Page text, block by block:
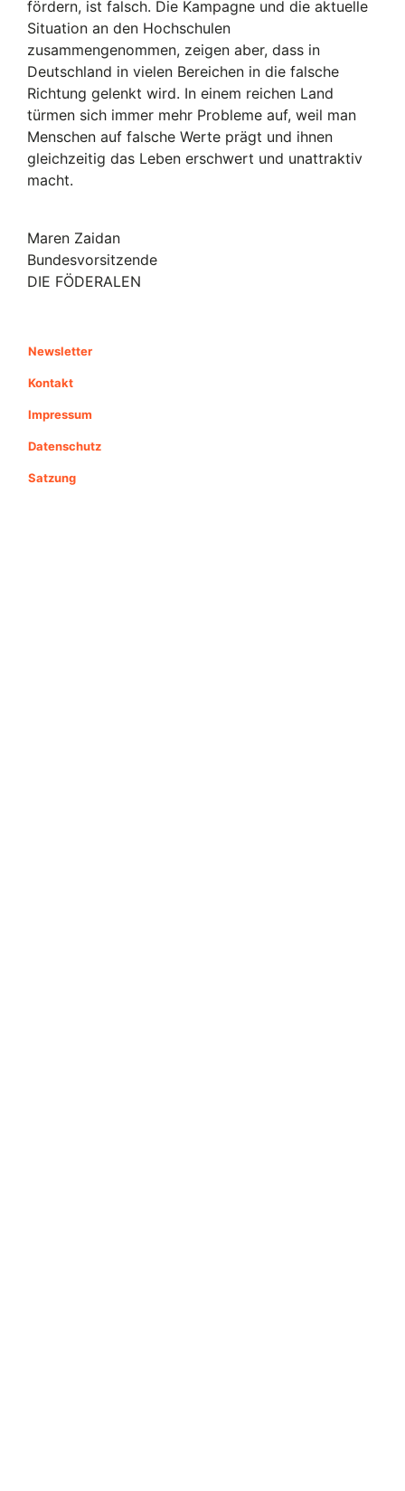
fördern, ist falsch. Die Kampagne und die aktuelle
Situation an den Hochschulen
zusammengenommen, zeigen aber, dass in
Deutschland in vielen Bereichen in die falsche
Richtung gelenkt wird. In einem reichen Land
türmen sich immer mehr Probleme auf, weil man
Menschen auf falsche Werte prägt und ihnen
gleichzeitig das Leben erschwert und unattraktiv
macht.
Maren Zaidan
Bundesvorsitzende
DIE FÖDERALEN
Newsletter
Kontakt
Impressum
Datenschutz
Satzung